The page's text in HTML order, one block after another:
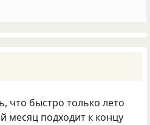
что быстро только лето
месяц подходит к концу